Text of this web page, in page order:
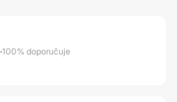
·100% doporučuje